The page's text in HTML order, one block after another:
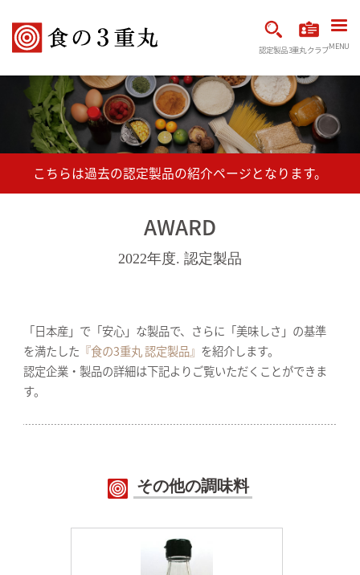
認定製品3重丸クラブMENU
AWARD
2022年度. 認定製品
「日本産」で「安心」な製品で、さらに「美味しさ」の基準
を満たした 『食の3重丸 認定製品』 を紹介します。
認定企業・製品の詳細は下記よりご覧いただくことができま
す。
その他の調味料